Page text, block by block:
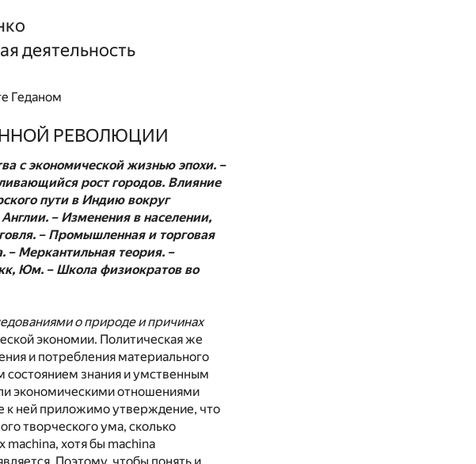
деятельность
Геданом
РЕВОЛЮЦИИ
с экономической жизнью эпохи. –
рост городов. Влияние
пути в Индию вокруг
– Изменения в населении,
– Промышленная и торговая
– Меркантильная теория. –
Юм. – Школа физиократов во
о природе и причинах
экономии. Политическая же
и потребления материального
состоянием знания и умственным
экономическими отношениями
к ней приложимо утверждение, что
творческого ума, сколько
machina, хотя бы machina